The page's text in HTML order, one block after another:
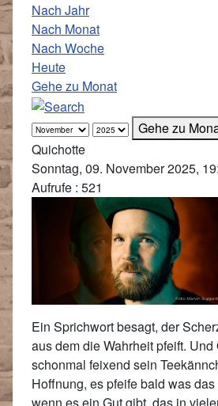
Nach Jahr
Nach Monat
Nach Woche
Heute
Gehe zu Monat
Gehe zu
Quichotte
Sonntag, 09. November 2025,
Aufrufe : 521
Ein Sprichwort besagt, der
aus dem die Wahrheit pfeift. Und
schonmal feixend sein
Hoffnung, es pfeife bald was